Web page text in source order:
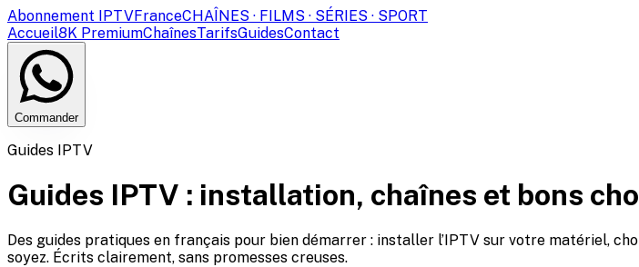
Abonnement IPTVFranceCHAÎNES · FILMS · SÉRIES · SPORT
Accueil8K PremiumChaînesTarifsGuidesContact
Commander
Guides IPTV
Guides IPTV : installation, chaînes et bons
Des guides pratiques en français pour bien démarrer : installer l’IPTV sur votre matériel,
soyez. Écrits clairement, sans promesses creuses.